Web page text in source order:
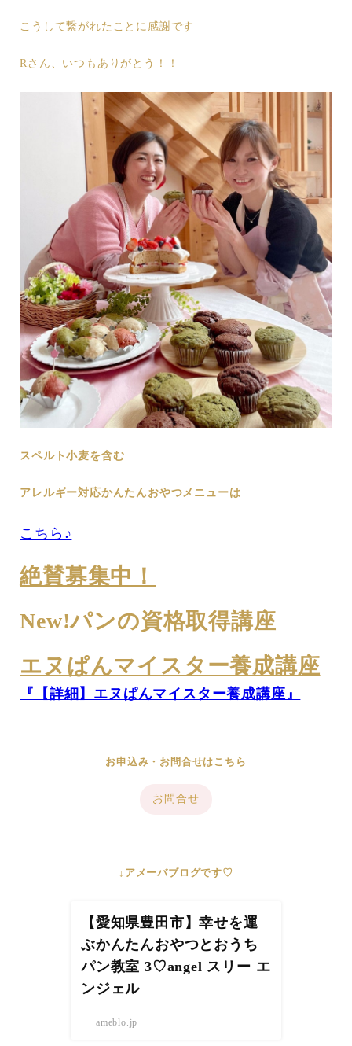
こうして繋がれたことに感謝です
Rさん、いつもありがとう！！
スペルト小麦を含む
アレルギー対応かんたんおやつメニューは
こちら♪
絶賛募集中！
New!パンの資格取得講座
エヌぱんマイスター養成講座
『【詳細】エヌぱんマイスター養成講座』
お申込み・お問合せはこちら
お問合せ
↓アメーバブログです♡
【愛知県豊田市】幸せを運
ぶかんたんおやつとおうち
パン教室 3♡angel スリー エ
ンジェル
ameblo.jp